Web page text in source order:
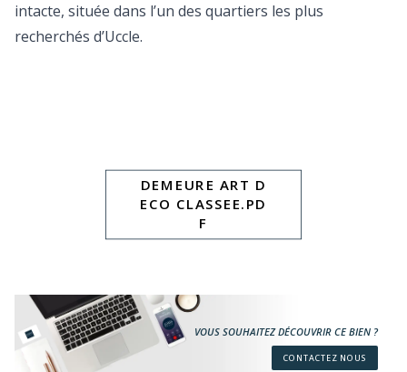
intacte, située dans l’un des quartiers les plus
recherchés d’Uccle.
DEMEURE ART D
ECO CLASSEE.PD
F
VOUS SOUHAITEZ DÉCOUVRIR CE BIEN ?
CONTACTEZ NOUS